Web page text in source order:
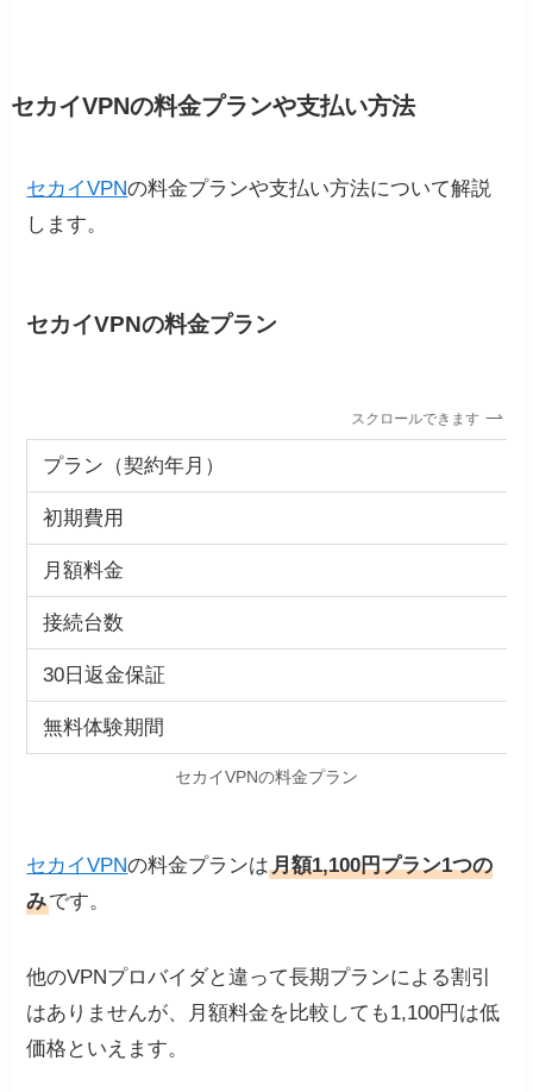
セカイVPNの料金プランや支払い方法
セカイVPNの料金プランや支払い方法について解説
します。
セカイVPNの料金プラン
スクロールできます
プラン（契約年月）
初期費用
月額料金
接続台数
30日返金保証
無料体験期間
セカイVPNの料金プラン
セカイVPNの料金プランは月額1,100円プラン1つの
みです。
他のVPNプロバイダと違って長期プランによる割引
はありませんが、月額料金を比較しても1,100円は低
価格といえます。